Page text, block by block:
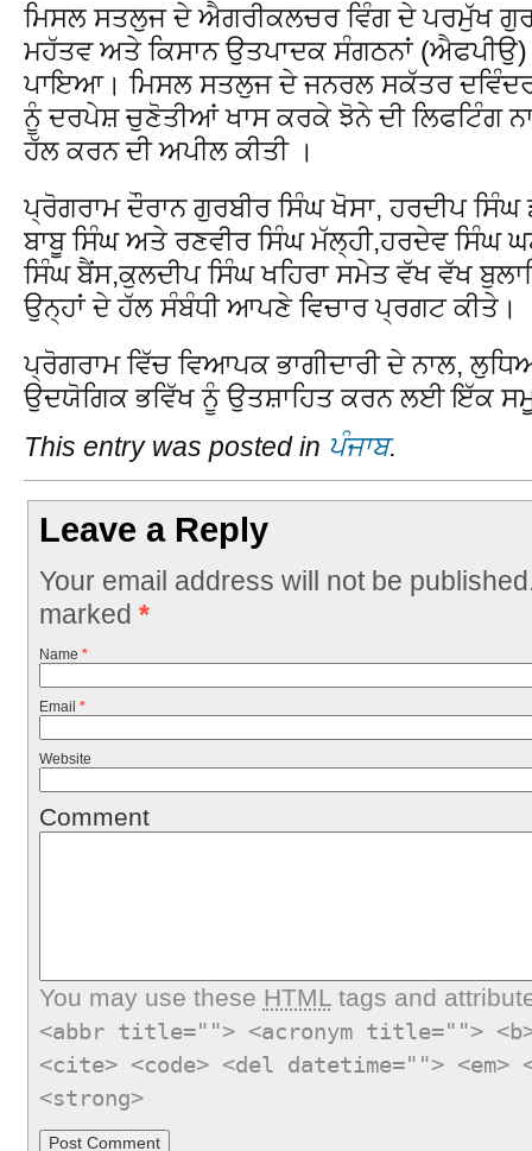
ਮਿਸਲ ਸਤਲੁਜ ਦੇ ਐਗਰੀਕਲਚਰ ਵਿੰਗ ਦੇ ਪਰਮੁੱਖ
ਮਹੱਤਵ ਅਤੇ ਕਿਸਾਨ ਉਤਪਾਦਕ ਸੰਗਠਨਾਂ (ਐਫਪੀਉ)
ਪਾਇਆ। ਮਿਸਲ ਸਤਲੁਜ ਦੇ ਜਨਰਲ ਸਕੱਤਰ ਦਵਿੰਦਰ
ਨੂੰ ਦਰਪੇਸ਼ ਚੁਣੋਤੀਆਂ ਖਾਸ ਕਰਕੇ ਝੋਨੇ ਦੀ ਲਿਫਟਿੰਗ
ਹੱਲ ਕਰਨ ਦੀ ਅਪੀਲ ਕੀਤੀ ।
ਪ੍ਰੋਗਰਾਮ ਦੌਰਾਨ ਗੁਰਬੀਰ ਸਿੰਘ ਖੋਸਾ, ਹਰਦੀਪ
ਬਾਬੂ ਸਿੰਘ ਅਤੇ ਰਣਵੀਰ ਸਿੰਘ ਮੱਲ੍ਹੀ,ਹਰਦੇਵ ਸਿੰਘ
ਸਿੰਘ ਬੈਂਸ,ਕੁਲਦੀਪ ਸਿੰਘ ਖਹਿਰਾ ਸਮੇਤ ਵੱਖ ਵੱਖ
ਉਨ੍ਹਾਂ ਦੇ ਹੱਲ ਸੰਬੰਧੀ ਆਪਣੇ ਵਿਚਾਰ ਪ੍ਰਗਟ ਕੀਤੇ।
ਪ੍ਰੋਗਰਾਮ ਵਿੱਚ ਵਿਆਪਕ ਭਾਗੀਦਾਰੀ ਦੇ ਨਾਲ,
ਉਦਯੋਗਿਕ ਭਵਿੱਖ ਨੂੰ ਉਤਸ਼ਾਹਿਤ ਕਰਨ ਲਈ ਇੱਕ
This entry was posted in ਪੰਜਾਬ.
Leave a Reply
Your email address will not be
marked *
Name *
Email *
Website
Comment
You may use these HTMLtags and
<abbr title=""> <acronym title="">
<cite> <code> <del datetime="">
<strong>